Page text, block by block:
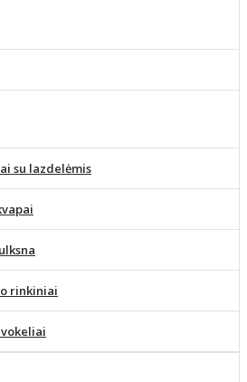
su lazdelėmis
rinkiniai